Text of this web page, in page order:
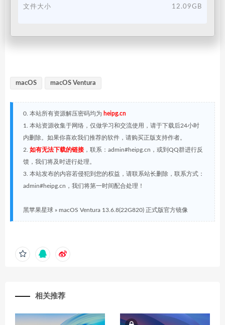
文件大小 12.09GB
macOS macOS Ventura
0. 本站所有资源解压密码均为 heipg.cn
1. 本站资源收集于网络，仅做学习和交流使用，请于下载后24小时
内删除。如果你喜欢我们推荐的软件，请购买正版支持作者。
2. 如有无法下载的链接，联系：admin#heipg.cn，或到QQ群进行反
馈，我们将及时进行处理。
3. 本站发布的内容若侵犯到您的权益，请联系站长删除，联系方式：
admin#heipg.cn，我们将第一时间配合处理！
黑苹果星球 » macOS Ventura 13.6.8(22G820) 正式版官方镜像
相关推荐